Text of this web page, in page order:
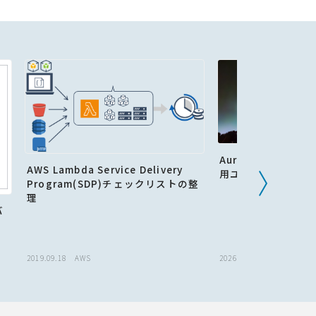
AWS Lambda Service Delivery
Program(SDP)チェックリストの整
理
2019.09.18 AWS
Aurora MySQL ×
用ユーザー管理と
2026.05.28